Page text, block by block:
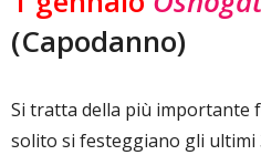
(Capodanno)
Si tratta della più importante
solito si festeggiano gli ultimi